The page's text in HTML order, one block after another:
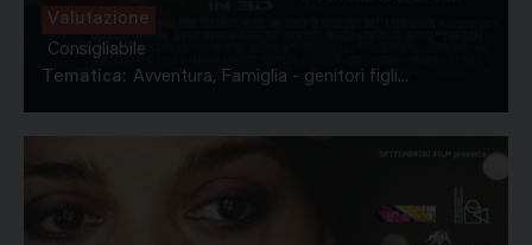
Valutazione
Consigliabile
Tematica: Avventura, Famiglia - genitori figli...